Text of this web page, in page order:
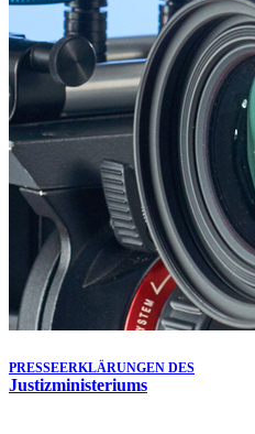
Anerkennung für innovative
Köln ausgezeichnet
14.07.2026
Justiz der Zukunft
zieht positive Bilanz des
Nordrhein-Westfalen
01.07.2026
Newsletter Juli 2026
30.06.2026
288 Anwärterinnen und
der Justizvollzugsschule
30.06.2026
RechtSpecial - Schiedsleute
PRESSEERKLÄRUNGEN DES
Justizministeriums